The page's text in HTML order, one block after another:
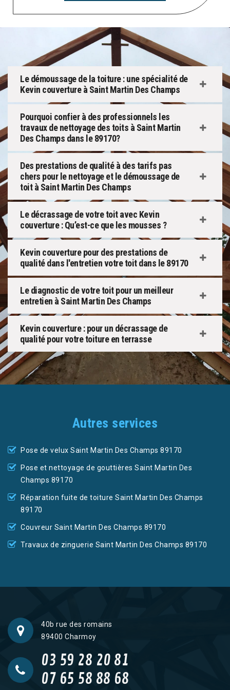
Le démoussage de la toiture : une spécialité de
Kevin couverture à Saint Martin Des Champs
Pourquoi confier à des professionnels les
travaux de nettoyage des toits à Saint Martin
Des Champs dans le 89170?
Des prestations de qualité à des tarifs pas
chers pour le nettoyage et le démoussage de
toit à Saint Martin Des Champs
Le décrassage de votre toit avec Kevin
couverture : Qu’est-ce que les mousses ?
Kevin couverture pour des prestations de
qualité dans l'entretien votre toit dans le 89170
Le diagnostic de votre toit pour un meilleur
entretien à Saint Martin Des Champs
Kevin couverture : pour un décrassage de
qualité pour votre toiture en terrasse
Autres services
Pose de velux Saint Martin Des Champs 89170
Pose et nettoyage de gouttières Saint Martin Des
Champs 89170
Réparation fuite de toiture Saint Martin Des Champs
89170
Couvreur Saint Martin Des Champs 89170
Travaux de zinguerie Saint Martin Des Champs 89170
40b rue des romains
89400 Charmoy
03 59 28 20 81
07 65 58 88 68